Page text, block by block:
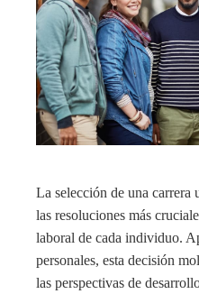
La selección de una carrera
las resoluciones más
laboral de cada individuo.
personales, esta decisión
las perspectivas de